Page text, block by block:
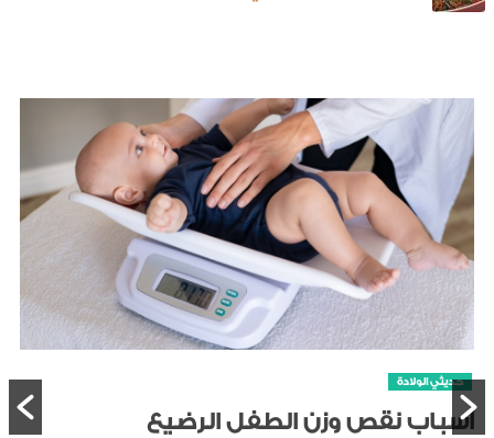
حديثي الولادة
أسباب نقص وزن الطفل الرضيع